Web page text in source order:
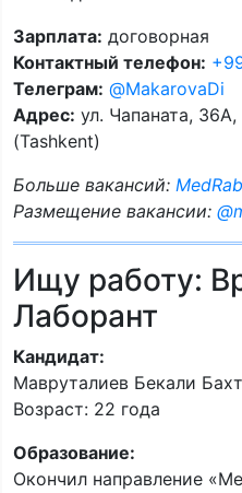
Зарплата: договорная
Контактный телефон:
Телеграм: @MakarovaDi
Адрес: ул. Чапаната,
(Tashkent)
Больше вакансий:
Размещение вакансии:
Ищу работу:
Лаборант
Кандидат:
Мавруталиев Бекали
Возраст: 22 года
Образование:
Окончил направление